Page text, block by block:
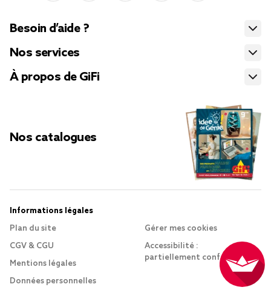
Besoin d’aide ?
Nos services
À propos de GiFi
Nos catalogues
Informations légales
Plan du site
CGV & CGU
Mentions légales
Données personnelles
Gérer mes cookies
Accessibilité :
partiellement conforme